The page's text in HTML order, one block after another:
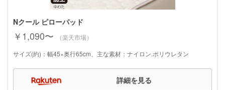
Nクール ピローパッド
￥1,090〜
（楽天市場）
サイズ(約)：幅45×奥行65cm、主な素材：ナイロン.ポリウレタン
詳細を見る